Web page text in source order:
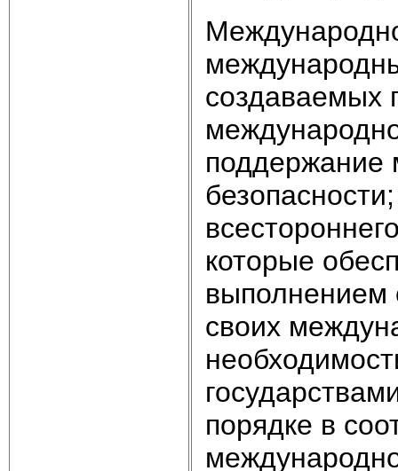
создаваемых
поддержание
которые
выполнением
своих
порядке в